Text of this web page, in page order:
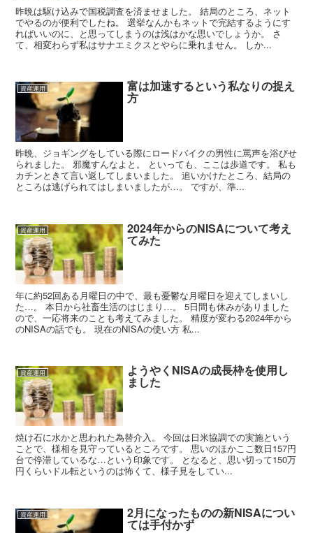
昨晩は駆け込みで国税調査を済ませました。 結局のところ、ネット
でやるのが便利でしたね。 選挙なんかもネットで完結するようにす
ればいいのに、と思ってしまうのは浅はかな思いでしょうか。 さ
て、相変わらず私はサナエミクスとやらに乗れません。 しか...
資産運用 富は加速するという私なりの捉え
方
昨晩、ジョギングをしている際にロードバイクの男性に罵声を浴びせ
られました。 邪魔すんなよと。 といっても、ここは歩道です。 私も
カチンときて言い返してしまいました。 追いかけたところ、結局の
ところは逃げられてはしまいましたが…。 ですが、準...
資産運用 2024年からのNISAについて考え
てみた
年に約52回ある月曜日の中で、最も憂鬱な月曜日を迎えてしまいし
た…。 本日から社畜生活のはじまり…。 5日間も休みがありました
ので、一応将来のことも考えてみました。 精度が変わる2024年から
のNISAの話でも。 現在のNISAの使い方 私...
資産運用 ようやくNISAの成長枠を使用し
ました
焼け石に水かと思われた為替介入。 今回は日米協調での実施という
ことで、様相を見守っているところです。 思いのほかここ数日157円
台で停滞しているな…という印象です。 となると、思い切って150万
円くらいドル転というのは怖くて、様子見をしてい...
資産運用 2月になったものの新NISAについ
ては手付かず